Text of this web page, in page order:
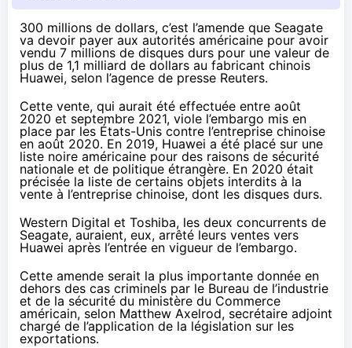
300 millions de dollars, c’est l’amende que Seagate
va devoir payer aux autorités américaine pour avoir
vendu 7 millions de disques durs pour une valeur de
plus de 1,1 milliard de dollars au fabricant chinois
Huawei, selon l’agence de presse Reuters.
Cette vente, qui aurait été effectuée entre août
2020 et septembre 2021, viole l’embargo mis en
place par les États-Unis contre l’entreprise chinoise
en août 2020. En 2019, Huawei a été placé sur une
liste noire américaine pour des raisons de sécurité
nationale et de politique étrangère. En 2020 était
précisée la liste de certains objets interdits à la
vente à l’entreprise chinoise, dont les disques durs.
Western Digital et Toshiba, les deux concurrents de
Seagate, auraient, eux, arrêté leurs ventes vers
Huawei après l’entrée en vigueur de l’embargo.
Cette amende serait la plus importante donnée en
dehors des cas criminels par le Bureau de l’industrie
et de la sécurité du ministère du Commerce
américain, selon Matthew Axelrod, secrétaire adjoint
chargé de l’application de la législation sur les
exportations.